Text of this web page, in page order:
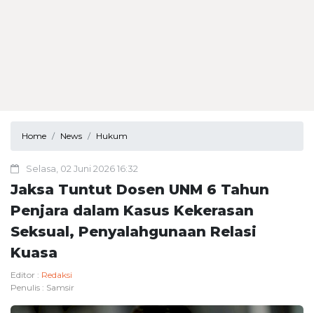
Home News Hukum
Selasa, 02 Juni 2026 16:32
Jaksa Tuntut Dosen UNM 6 Tahun
Penjara dalam Kasus Kekerasan
Seksual, Penyalahgunaan Relasi
Kuasa
Editor : Redaksi
Penulis : Samsir